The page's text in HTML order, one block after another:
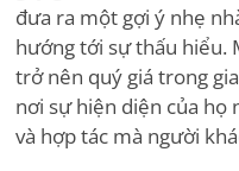
đưa ra một gợi ý nhẹ
hướng tới sự thấu hiểu.
trở nên quý giá trong
nơi sự hiện diện của họ
và hợp tác mà người